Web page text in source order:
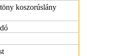
koszorúslány